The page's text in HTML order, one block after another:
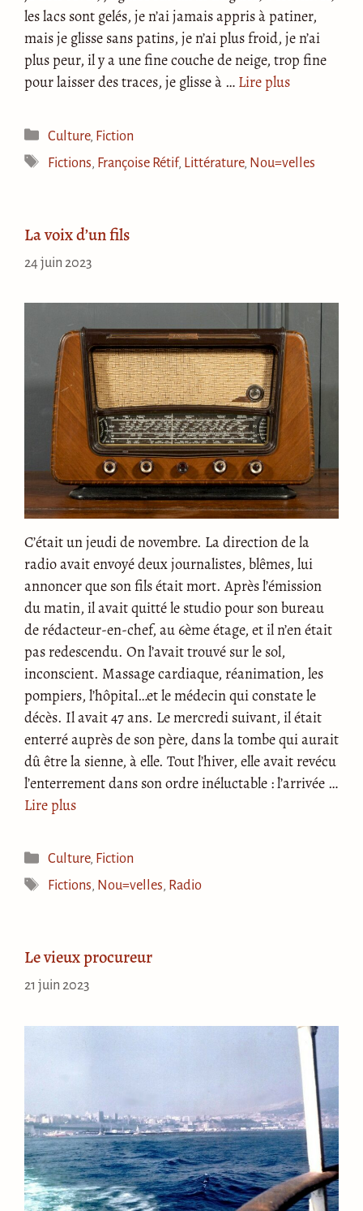
les lacs sont gelés, je n’ai jamais appris à patiner,
mais je glisse sans patins, je n’ai plus froid, je n’ai
plus peur, il y a une fine couche de neige, trop fine
pour laisser des traces, je glisse à … Lire plus
Catégories
Culture, Fiction
Étiquettes
Fictions Françoise Rétif, Littérature, Nou=velles
La voix d’un fils
24 juin 2023
C’était un jeudi de novembre. La direction de la
radio avait envoyé deux journalistes, blêmes, lui
annoncer que son fils était mort. Après l’émission
du matin, il avait quitté le studio pour son bureau
de rédacteur-en-chef, au 6ème étage, et il n’en était
pas redescendu. On l’avait trouvé sur le sol,
inconscient. Massage cardiaque, réanimation, les
pompiers, l’hôpital…et le médecin qui constate le
décès. Il avait 47 ans. Le mercredi suivant, il était
enterré auprès de son père, dans la tombe qui aurait
dû être la sienne, à elle. Tout l’hiver, elle avait revécu
l’enterrement dans son ordre inéluctable : l’arrivée …
Lire plus
Catégories
Culture, Fiction
Étiquettes
Fictions, Nou=velles, Radio
Le vieux procureur
21 juin 2023